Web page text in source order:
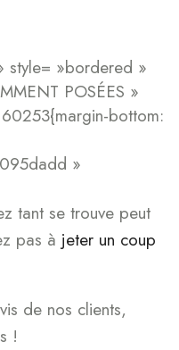
style= »bordered »
POSÉES »
bottom:
»
tant se trouve peut
pas à jeter un coup
de nos clients,
!